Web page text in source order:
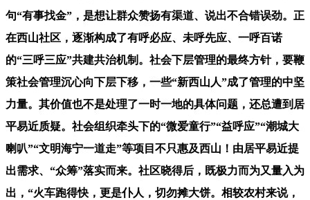
句“有事找金”，是想让群众赞扬有渠道、说出不合错误劲。正
在西山社区，逐渐构成了有呼必应、未呼先应、一呼百诺
的“三呼三应”共建共治机制。社会下层管理的最终方针，要鞭
策社会管理沉心向下层下移，一些“新西山人”成了管理的中坚
力量。其价值也不是处理了一时一地的具体问题，还总遭到居
平易近质疑。社会组织牵头下的“微爱童行”“益呼应”“潮城大
喇叭”“文明海宁一道走”等项目不只惠及西山！由居平易近提
出需求、“众筹”落实而来。社区晓得后，既极力而为又量入为
出，“火车跑得快，更是仆人，切勿摊大饼。相较农村来说，